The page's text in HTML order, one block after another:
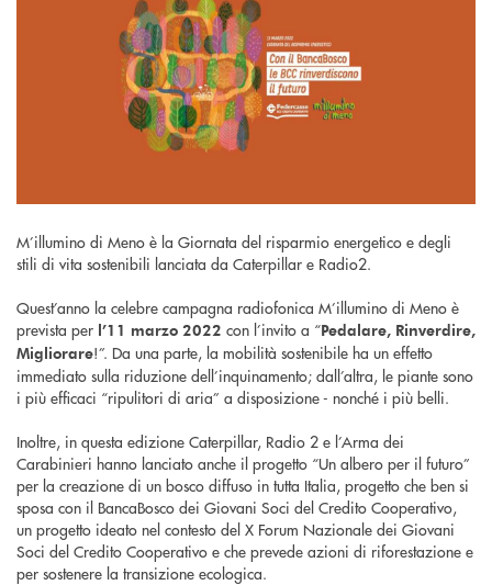
M’illumino di Meno è la Giornata del risparmio energetico e degli
stili di vita sostenibili lanciata da Caterpillar e Radio2.
Quest’anno la celebre campagna radiofonica M’illumino di Meno è
prevista per l’11 marzo 2022 con l’invito a “Pedalare, Rinverdire,
Migliorare!”. Da una parte, la mobilità sostenibile ha un effetto
immediato sulla riduzione dell’inquinamento; dall’altra, le piante sono
i più efficaci “ripulitori di aria” a disposizione - nonché i più belli.
Inoltre, in questa edizione Caterpillar, Radio 2 e l’Arma dei
Carabinieri hanno lanciato anche il progetto “Un albero per il futuro”
per la creazione di un bosco diffuso in tutta Italia, progetto che ben si
sposa con il BancaBosco dei Giovani Soci del Credito Cooperativo,
un progetto ideato nel contesto del X Forum Nazionale dei Giovani
Soci del Credito Cooperativo e che prevede azioni di riforestazione e
per sostenere la transizione ecologica.